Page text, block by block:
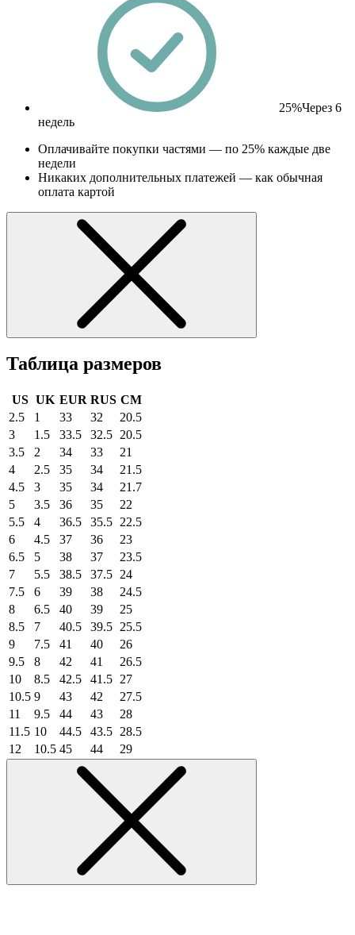
25%Через 6
недель
Оплачивайте покупки частями — по 25% каждые две
недели
Никаких дополнительных платежей — как обычная
оплата картой
Таблица размеров
US UK EUR RUS CM
2.5
1 33 32
20.5
3
1.5 33.5 32.5 20.5
3.5
2 34 33
21
4
2.5 35 34
21.5
4.5
3 35 34
21.7
5
3.5 36 35
22
5.5
4 36.5 35.5 22.5
6
4.5 37 36
23
6.5
5 38 37
23.5
7
5.5 38.5 37.5 24
7.5
6 39 38
24.5
8
6.5 40 39
25
8.5
7 40.5 39.5 25.5
9
7.5 41 40
26
9.5
8 42 41
26.5
10
8.5 42.5 41.5 27
10.5 9 43 42
27.5
11
9.5 44 43
28
11.5 10 44.5 43.5 28.5
12
10.5 45 44 29